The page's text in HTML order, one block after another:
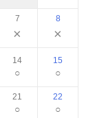
7
×
8
×
14
○
15
○
21
○
22
○